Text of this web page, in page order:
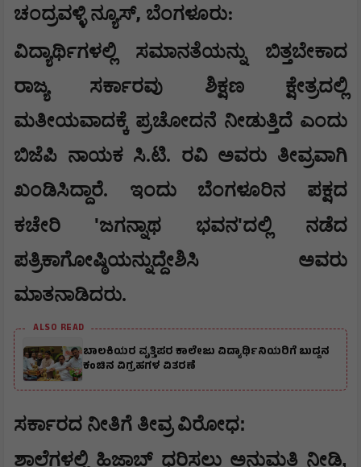
ಚಂದ್ರವಳ್ಳಿ ನ್ಯೂಸ್, ​ಬೆಂಗಳೂರು:
ವಿದ್ಯಾರ್ಥಿಗಳಲ್ಲಿ ಸಮಾನತೆಯನ್ನು ಬಿತ್ತಬೇಕಾದ
ರಾಜ್ಯ ಸರ್ಕಾರವು ಶಿಕ್ಷಣ ಕ್ಷೇತ್ರದಲ್ಲಿ
ಮತೀಯವಾದಕ್ಕೆ ಪ್ರಚೋದನೆ ನೀಡುತ್ತಿದೆ ಎಂದು
ಬಿಜೆಪಿ ನಾಯಕ ಸಿ.ಟಿ. ರವಿ ಅವರು ತೀವ್ರವಾಗಿ
ಖಂಡಿಸಿದ್ದಾರೆ. ಇಂದು ಬೆಂಗಳೂರಿನ ಪಕ್ಷದ
ಕಚೇರಿ 'ಜಗನ್ನಾಥ ಭವನ'ದಲ್ಲಿ ನಡೆದ
ಪತ್ರಿಕಾಗೋಷ್ಠಿಯನ್ನುದ್ದೇಶಿಸಿ ಅವರು
ಮಾತನಾಡಿದರು.
ALSO READ
ಬಾಲಕಿಯರ ವೃತ್ತಿಪರ ಕಾಲೇಜು ವಿದ್ಯಾರ್ಥಿನಿಯರಿಗೆ ಬುದ್ದನ
ಕಂಚಿನ ವಿಗ್ರಹಗಳ ವಿತರಣೆ
​ಸರ್ಕಾರದ ನೀತಿಗೆ ತೀವ್ರ ವಿರೋಧ:
​ಶಾಲೆಗಳಲ್ಲಿ ಹಿಜಾಬ್ ಧರಿಸಲು ಅನುಮತಿ ನೀಡಿ,